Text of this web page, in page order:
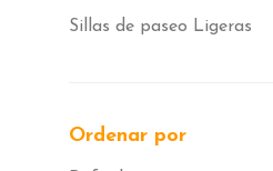
Sillas de paseo Ligeras
Ordenar por